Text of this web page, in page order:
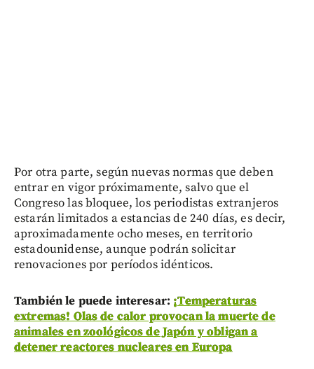
Por otra parte, según nuevas normas que deben
entrar en vigor próximamente, salvo que el
Congreso las bloquee, los periodistas extranjeros
estarán limitados a estancias de 240 días, es decir,
aproximadamente ocho meses, en territorio
estadounidense, aunque podrán solicitar
renovaciones por períodos idénticos.
También le puede interesar: ¡Temperaturas
extremas! Olas de calor provocan la muerte de
animales en zoológicos de Japón y obligan a
detener reactores nucleares en Europa